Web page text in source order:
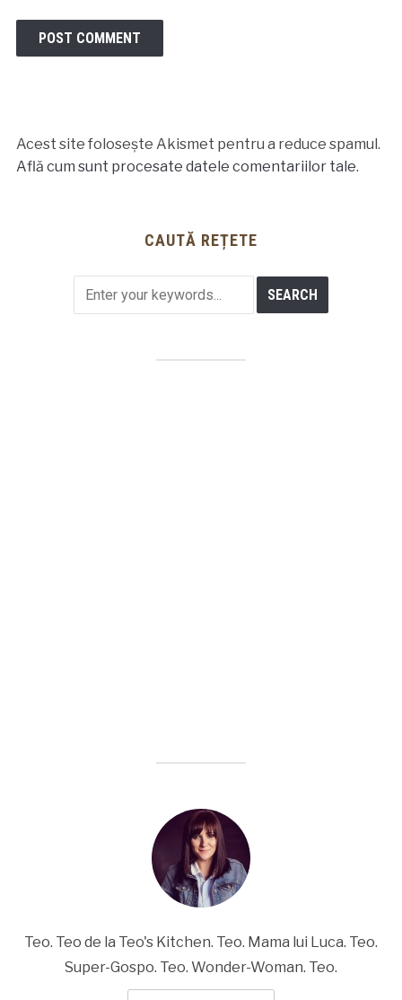
Acest site folosește Akismet pentru a reduce spamul.
Află cum sunt procesate datele comentariilor tale.
CAUTĂ REȚETE
Teo. Teo de la Teo's Kitchen. Teo. Mama lui Luca. Teo.
Super-Gospo. Teo. Wonder-Woman. Teo.